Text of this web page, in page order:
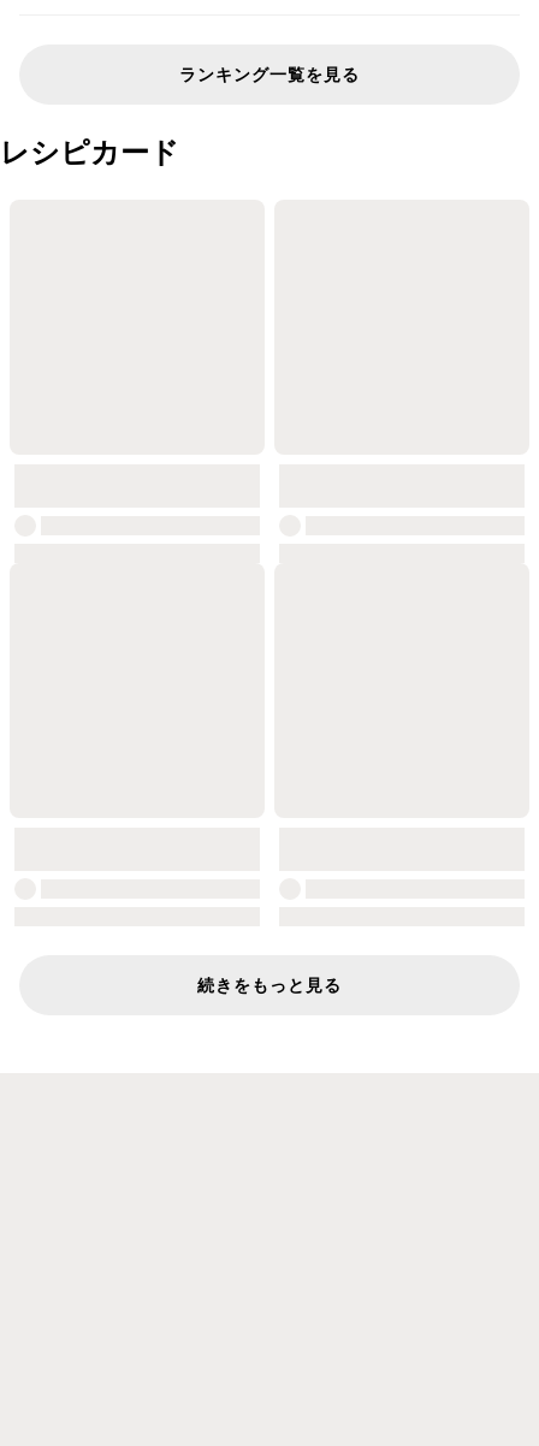
ランキング一覧を見る
レシピカード
続きをもっと見る